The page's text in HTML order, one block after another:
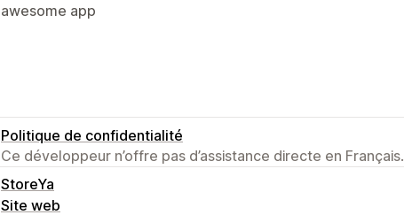
awesome app
Politique de confidentialité
Ce développeur n’offre pas d’assistance directe en Français.
StoreYa
Site web